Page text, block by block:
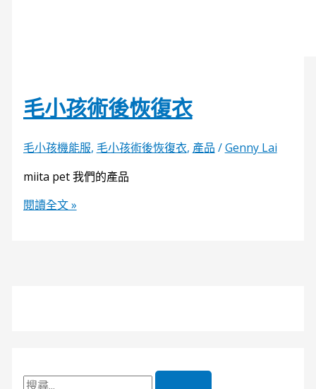
毛小孩術後恢復衣
毛小孩機能服, 毛小孩術後恢復衣, 產品 /Genny Lai
miita pet 我們的產品
閱讀全文 »